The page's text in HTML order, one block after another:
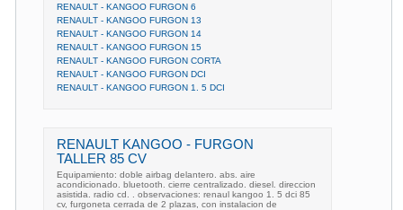
RENAULT - KANGOO FURGON 6
RENAULT - KANGOO FURGON 13
RENAULT - KANGOO FURGON 14
RENAULT - KANGOO FURGON 15
RENAULT - KANGOO FURGON CORTA
RENAULT - KANGOO FURGON DCI
RENAULT - KANGOO FURGON 1. 5 DCI
RENAULT KANGOO - FURGON
TALLER 85 CV
Equipamiento: doble airbag delantero. abs. aire
acondicionado. bluetooth. cierre centralizado. diesel. direccion
asistida. radio cd. . observaciones: renaul kangoo 1. 5 dci 85
cv, furgoneta cerrada de 2 plazas, con instalacion de